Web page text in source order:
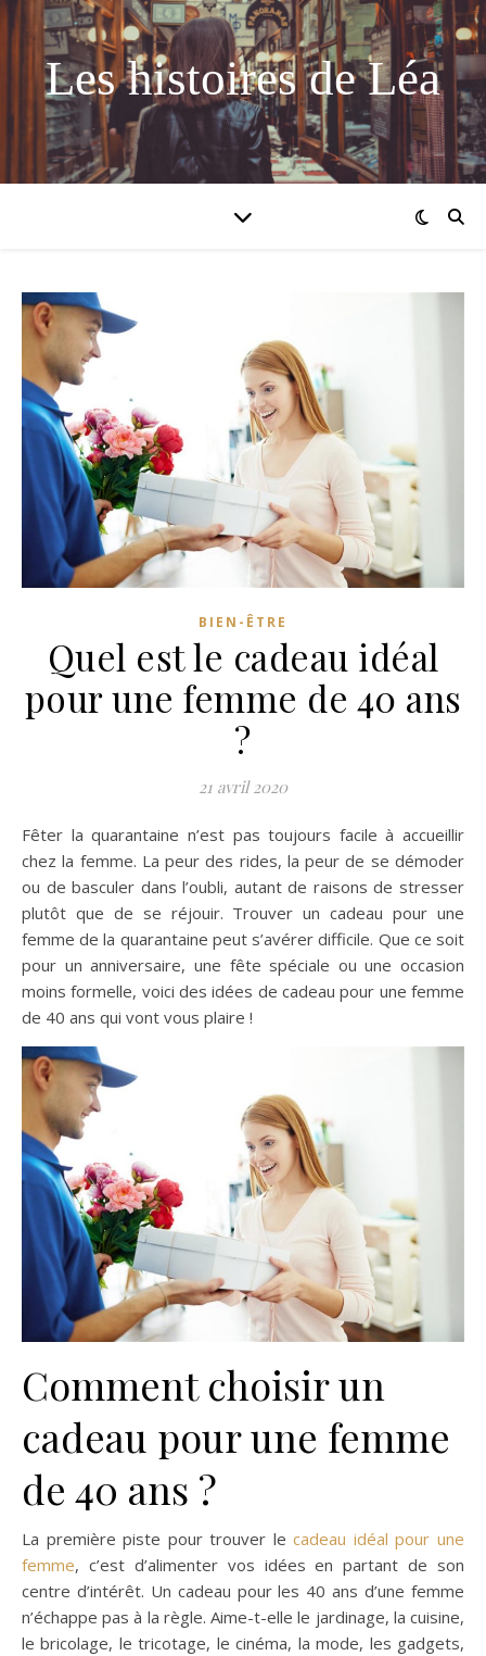
Les histoires de Léa
BIEN-ÊTRE
Quel est le cadeau idéal
pour une femme de 40 ans
?
21 avril 2020
Fêter la quarantaine n’est pas toujours facile à accueillir
chez la femme. La peur des rides, la peur de se démoder
ou de basculer dans l’oubli, autant de raisons de stresser
plutôt que de se réjouir. Trouver un cadeau pour une
femme de la quarantaine peut s’avérer difficile. Que ce soit
pour un anniversaire, une fête spéciale ou une occasion
moins formelle, voici des idées de cadeau pour une femme
de 40 ans qui vont vous plaire !
Comment choisir un
cadeau pour une femme
de 40 ans ?
La première piste pour trouver lecadeau idéal pour une
femme, c’est d’alimenter vos idées en partant de son
centre d’intérêt. Un cadeau pour les 40 ans d’une femme
n’échappe pas à la règle. Aime-t-elle le jardinage, la cuisine,
le bricolage, le tricotage, le cinéma, la mode, les gadgets,